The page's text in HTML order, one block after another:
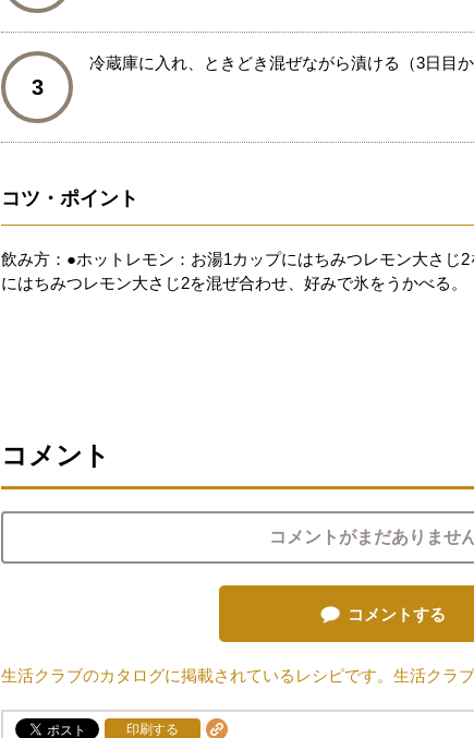
3
冷蔵庫に入れ、ときどき混ぜながら漬ける（3日目
コツ・ポイント
飲み方：●ホットレモン：お湯1カップにはちみつレモン大さじ
にはちみつレモン大さじ2を混ぜ合わせ、好みで氷をうかべる。
コメント
コメントがまだありません
コメントする
生活クラブのカタログに掲載されているレシピです。生活クラ
印刷する